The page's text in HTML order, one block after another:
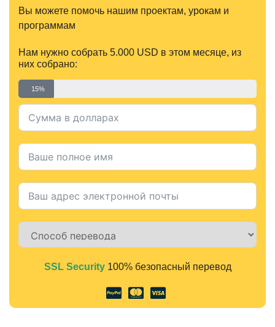
Вы можете помочь нашим проектам, урокам и
программам
Нам нужно собрать 5.000 USD в этом месяце, из
них собрано:
15%
Alternative:
SSL Security100% безопасный перевод